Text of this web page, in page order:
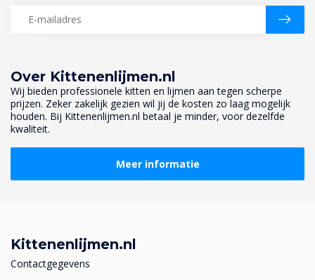
Over Kittenenlijmen.nl
Wij bieden professionele kitten en lijmen aan tegen scherpe
prijzen. Zeker zakelijk gezien wil jij de kosten zo laag mogelijk
houden. Bij Kittenenlijmen.nl betaal je minder, voor dezelfde
kwaliteit.
Meer informatie
Kittenenlijmen.nl
Contactgegevens